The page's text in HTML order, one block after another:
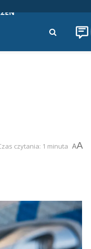
czytania: 1 minuta AA